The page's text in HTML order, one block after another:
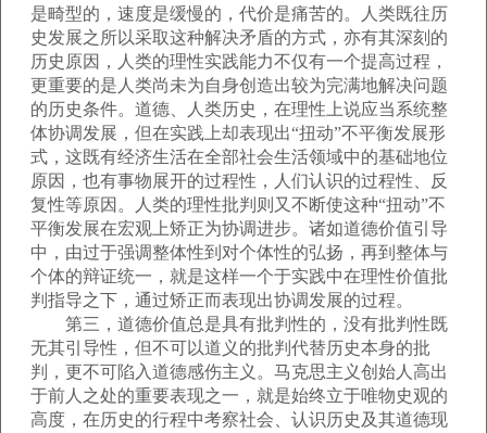
是畸型的，速度是缓慢的，代价是痛苦的。人类既往历
史发展之所以采取这种解决矛盾的方式，亦有其深刻的
历史原因，人类的理性实践能力不仅有一个提高过程，
更重要的是人类尚未为自身创造出较为完满地解决问题
的历史条件。道德、人类历史，在理性上说应当系统整
体协调发展，但在实践上却表现出“扭动”不平衡发展形
式，这既有经济生活在全部社会生活领域中的基础地位
原因，也有事物展开的过程性，人们认识的过程性、反
复性等原因。人类的理性批判则又不断使这种“扭动”不
平衡发展在宏观上矫正为协调进步。诸如道德价值引导
中，由过于强调整体性到对个体性的弘扬，再到整体与
个体的辩证统一，就是这样一个于实践中在理性价值批
判指导之下，通过矫正而表现出协调发展的过程。
第三，道德价值总是具有批判性的，没有批判性既
无其引导性，但不可以道义的批判代替历史本身的批
判，更不可陷入道德感伤主义。马克思主义创始人高出
于前人之处的重要表现之一，就是始终立于唯物史观的
高度，在历史的行程中考察社会、认识历史及其道德现